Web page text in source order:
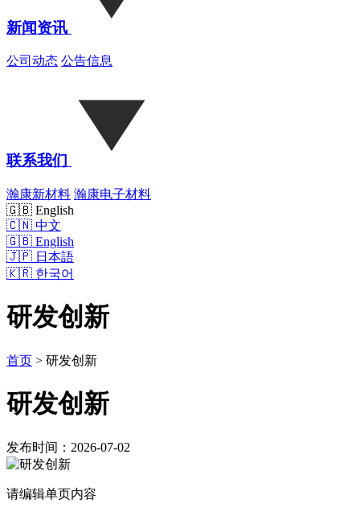
新闻资讯
公司动态 公告信息
联系我们
瀚康新材料 瀚康电子材料
🇬🇧 English
🇨🇳 中文
🇬🇧 English
🇯🇵 日本語
🇰🇷 한국어
研发创新
首页 > 研发创新
研发创新
发布时间：2026-07-02
请编辑单页内容